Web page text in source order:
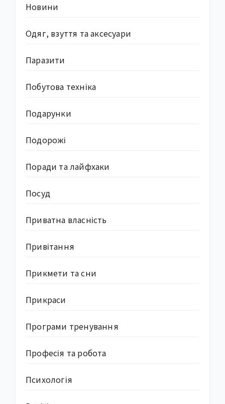
Новини
Одяг, взуття та аксесуари
Паразити
Побутова техніка
Подарунки
Подорожі
Поради та лайфхаки
Посуд
Приватна власність
Привітання
Прикмети та сни
Прикраси
Програми тренування
Професія та робота
Психологія